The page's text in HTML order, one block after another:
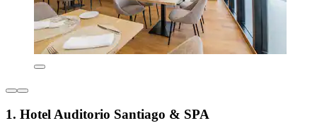
1. Hotel Auditorio Santiago & SPA